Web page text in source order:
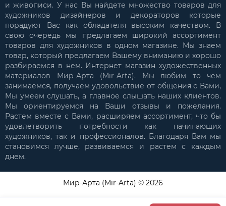
и живописи. У нас Вы найдете множество товаров для
художников дизайнеров и декораторов которые
порадуют Вас как обладателя высоким качеством. В
свою очередь мы предлагаем широкий ассортимент
товаров для художников в одном магазине. Мы знаем
товар, который предлагаем Вашему вниманию и хорошо
разбираемся в нем. Интернет магазин художественных
материалов Мир-Арта (Mir-Arta). Мы любим то чем
занимаемся, получаем удовольствие от общения с Вами,
Мы умеем слушать, а главное слышать наших клиентов.
Мы ориентируемся на Ваши отзывы и пожелания.
Растем вместе с Вами, расширяем ассортимент, что бы
удовлетворить потребности как начинающих
художников, так и профессионалов. Благодаря Вам мы
становимся лучше, развиваемся и растем с каждым
днем.
Мир-Арта (Mir-Arta) © 2026